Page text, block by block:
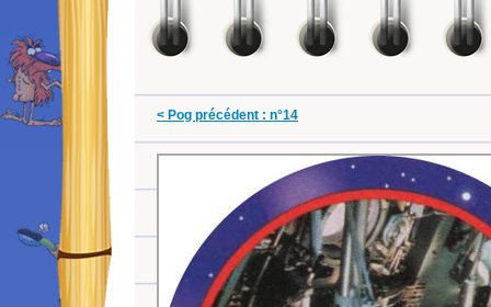
< Pog précédent : n°14